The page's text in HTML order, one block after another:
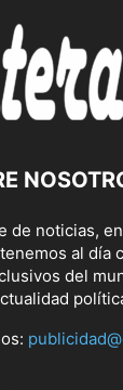
de noticias,
al día
del